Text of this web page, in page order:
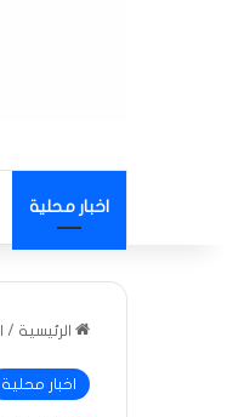
اخبار محلية
الرئيسية /
اخبار محلية